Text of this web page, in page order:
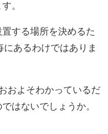
。
する場所を決めるた
あるわけではありま
およそわかっているだ
はないでしょうか。